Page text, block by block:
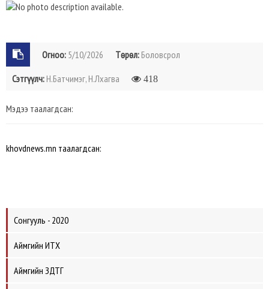
Огноо: 5/10/2026 Төрөл: Боловсрол
Сэтгүүлч: Н.Батчимэг, Н.Лхагва 418
Мэдээ таалагдсан:
khovdnews.mn таалагдсан:
Сонгууль - 2020
Аймгийн ИТХ
Аймгийн ЗДТГ